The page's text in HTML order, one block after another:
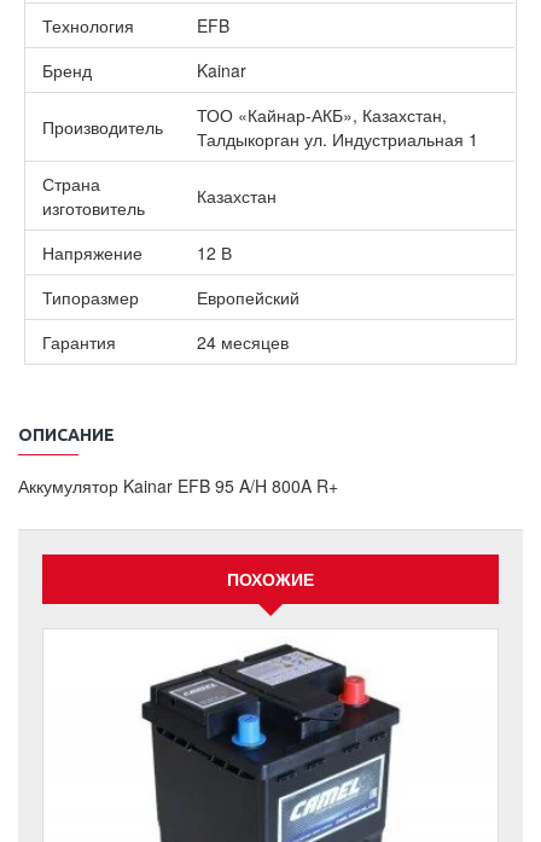
Технология
EFB
Бренд
Kainar
Производитель
ТОО «Кайнар-АКБ», Казахстан,
Талдыкорган ул. Индустриальная 1
Страна
изготовитель
Казахстан
Напряжение
12 В
Типоразмер
Европейский
Гарантия
24 месяцев
ОПИСАНИЕ
Аккумулятор Kainar EFB 95 A/H 800A R+
ПОХОЖИЕ